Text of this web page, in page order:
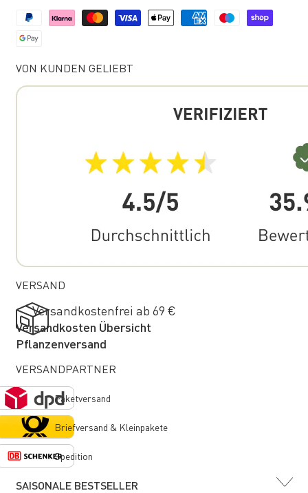
SAISONALE BESTSELLER
VERSAND
Versandkostenfrei ab 69 €
Versandkosten Übersicht
Pflanzenversand
VERSANDPARTNER
Paketversand
Briefversand & Kleinpakete
Spedition
VON KUNDEN GELIEBT